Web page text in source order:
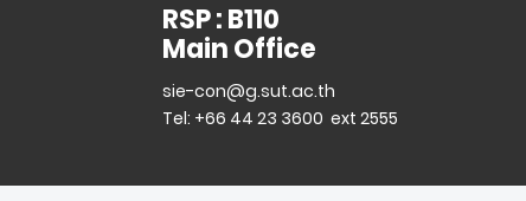
RSP : B110
Main Office
sie-con@g.sut.ac.th
Tel: +66 44 23 3600 ext 2555